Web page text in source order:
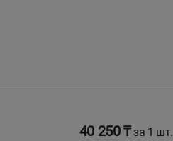
40 250 ₸за 1 шт.